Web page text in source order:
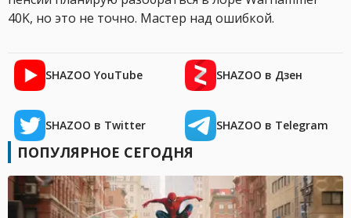
40K, но это не точно. Мастер над ошибкой.
SHAZOO YouTube SHAZOO в Дзен
SHAZOO в Twitter SHAZOO в Telegram
ПОПУЛЯРНОЕ СЕГОДНЯ